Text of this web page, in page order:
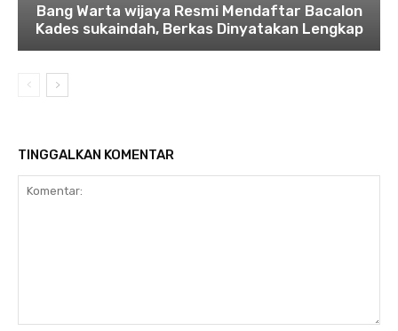
Bang Warta wijaya Resmi Mendaftar Bacalon
Kades sukaindah, Berkas Dinyatakan Lengkap
TINGGALKAN KOMENTAR